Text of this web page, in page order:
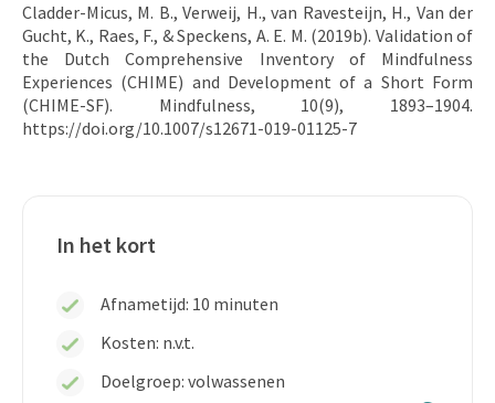
Cladder-Micus, M. B., Verweij, H., van Ravesteijn, H., Van der
Gucht, K., Raes, F., & Speckens, A. E. M. (2019b). Validation of
the Dutch Comprehensive Inventory of Mindfulness
Experiences (CHIME) and Development of a Short Form
(CHIME-SF). Mindfulness, 10(9), 1893–1904.
https://doi.org/10.1007/s12671-019-01125-7
In het kort
Afnametijd: 10 minuten
Kosten: n.v.t.
Doelgroep: volwassenen